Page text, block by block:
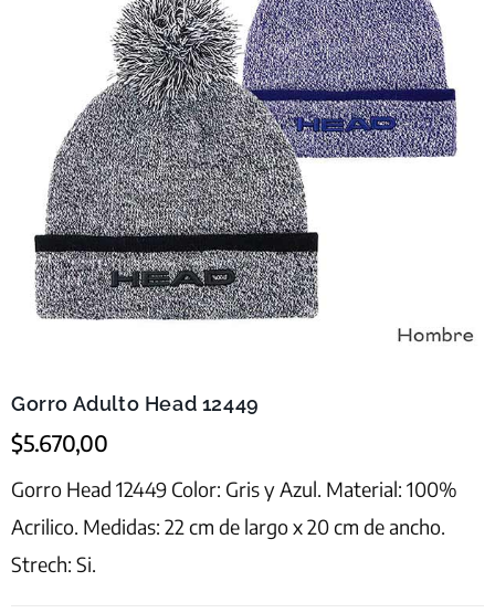
Gorro Adulto Head 12449
$5.670,00
Gorro Head 12449 Color: Gris y Azul. Material: 100%
Acrilico. Medidas: 22 cm de largo x 20 cm de ancho.
Strech: Si.